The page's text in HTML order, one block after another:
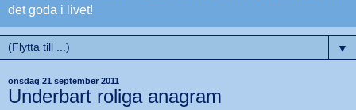
det goda i livet!
▼
onsdag 21 september 2011
Underbart roliga anagram